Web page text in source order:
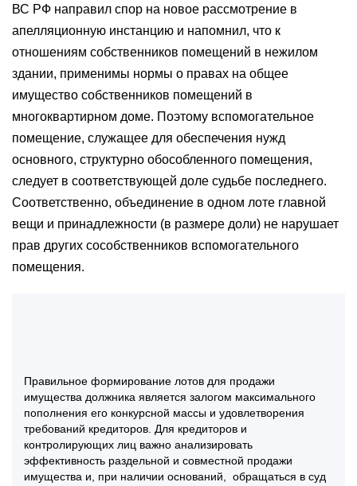
ВС РФ направил спор на новое рассмотрение в
апелляционную инстанцию и напомнил, что к
отношениям собственников помещений в нежилом
здании, применимы нормы о правах на общее
имущество собственников помещений в
многоквартирном доме. Поэтому вспомогательное
помещение, служащее для обеспечения нужд
основного, структурно обособленного помещения,
следует в соответствующей доле судьбе последнего.
Соответственно, объединение в одном лоте главной
вещи и принадлежности (в размере доли) не нарушает
прав других сособственников вспомогательного
помещения.
Правильное формирование лотов для продажи
имущества должника является залогом максимального
пополнения его конкурсной массы и удовлетворения
требований кредиторов. Для кредиторов и
контролирующих лиц важно анализировать
эффективность раздельной и совместной продажи
имущества и, при наличии оснований, обращаться в суд